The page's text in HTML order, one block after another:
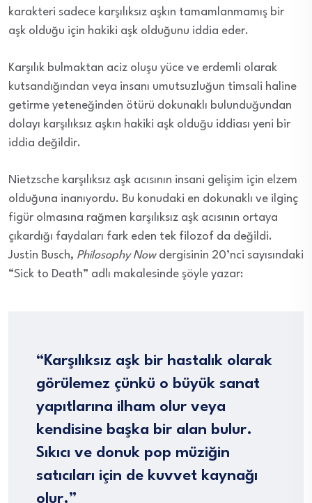
karakteri sadece karşılıksız aşkın tamamlanmamış bir
aşk olduğu için hakiki aşk olduğunu iddia eder.
Karşılık bulmaktan aciz oluşu yüce ve erdemli olarak
kutsandığından veya insanı umutsuzluğun timsali haline
getirme yeteneğinden ötürü dokunaklı bulunduğundan
dolayı karşılıksız aşkın hakiki aşk olduğu iddiası yeni bir
iddia değildir.
Nietzsche karşılıksız aşk acısının insani gelişim için elzem
olduğuna inanıyordu. Bu konudaki en dokunaklı ve ilginç
figür olmasına rağmen karşılıksız aşk acısının ortaya
çıkardığı faydaları fark eden tek filozof da değildi.
Justin Busch, Philosophy Nowdergisinin 20’nci sayısındaki
“Sick to Death” adlı makalesinde şöyle yazar:
“Karşılıksız aşk bir hastalık olarak
görülemez çünkü o büyük sanat
yapıtlarına ilham olur veya
kendisine başka bir alan bulur.
Sıkıcı ve donuk pop müziğin
satıcıları için de kuvvet kaynağı
olur.”